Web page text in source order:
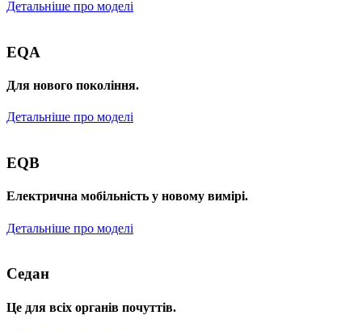
Детальніше про моделі
EQA
Для нового покоління.
Детальніше про моделі
EQB
Електрична мобільність у новому вимірі.
Детальніше про моделі
Седан
Це для всіх органів почуттів.